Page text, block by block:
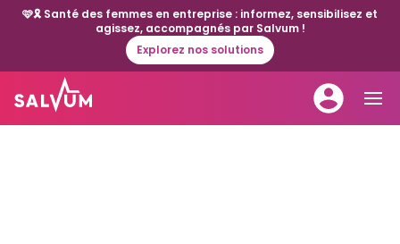
🩷🎗️ Santé des femmes en entreprise : informez, sensibilisez et
agissez, accompagnés par Salvum !
Explorez nos solutions